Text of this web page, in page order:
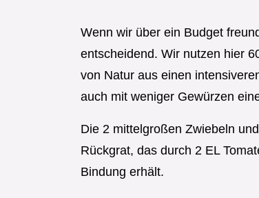
Wenn wir über ein Budget
entscheidend. Wir nutzen hier
von Natur aus einen
auch mit weniger Gewürzen
Die 2 mittelgroßen Zwiebeln
Rückgrat, das durch 2 EL
Bindung erhält.